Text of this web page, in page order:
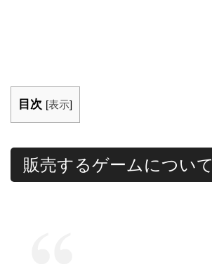
目次 [表示]
販売するゲームについて